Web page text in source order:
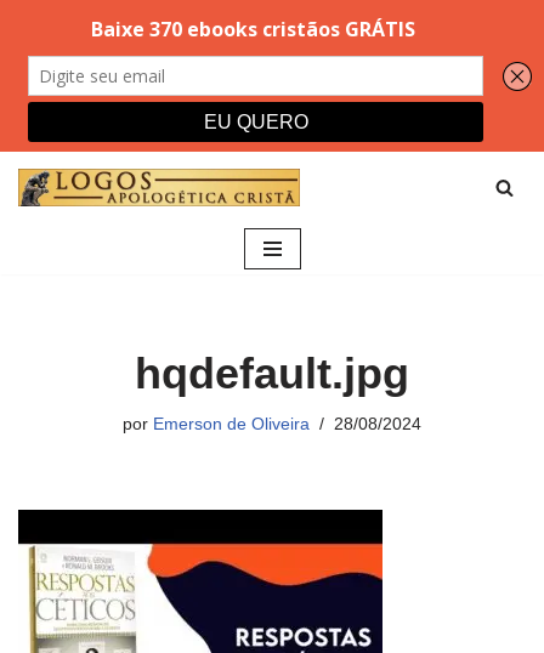
hqdefault.jpg
por Emerson de Oliveira 28/08/2024